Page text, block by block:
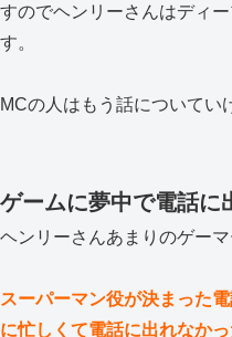
すのでヘンリーさんはディ
す。
MCの人はもう話についてい
ゲームに夢中で電話に
ヘンリーさんあまりのゲー
スーパーマン役が決まった
に忙しくて電話に出れなかっ